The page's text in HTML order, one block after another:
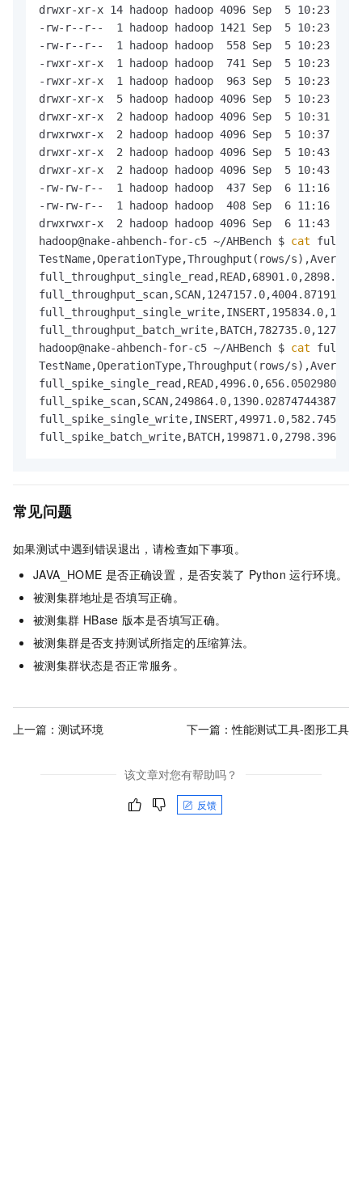
drwxr-xr-x 14 hadoop hadoop 4096 Sep  5 10:23
-rw-r--r--  1 hadoop hadoop 1421 Sep  5 10:23
-rw-r--r--  1 hadoop hadoop  558 Sep  5 10:23
-rwxr-xr-x  1 hadoop hadoop  741 Sep  5 10:23
-rwxr-xr-x  1 hadoop hadoop  963 Sep  5 10:23
drwxr-xr-x  5 hadoop hadoop 4096 Sep  5 10:23
drwxr-xr-x  2 hadoop hadoop 4096 Sep  5 10:31
drwxrwxr-x  2 hadoop hadoop 4096 Sep  5 10:37 tmp/
drwxr-xr-x  2 hadoop hadoop 4096 Sep  5 10:43 bin/
drwxr-xr-x  2 hadoop hadoop 4096 Sep  5 10:43
-rw-rw-r--  1 hadoop hadoop  437 Sep  6 11:16
-rw-rw-r--  1 hadoop hadoop  408 Sep  6 11:16
drwxrwxr-x  2 hadoop hadoop 4096 Sep  6 11:43
hadoop@nake-ahbench-for-c5 ~/AHBench $ cat
TestName,OperationType,Throughput(rows/
hadoop@nake-ahbench-for-c5 ~/AHBench $ cat
TestName,OperationType,Throughput(rows/
常见问题
如果测试中遇到错误退出，请检查如下事项。
JAVA_HOME 是否正确设置，是否安装了 Python 运行环境。
被测集群地址是否填写正确。
被测集群 HBase 版本是否填写正确。
被测集群是否支持测试所指定的压缩算法。
被测集群状态是否正常服务。
上一篇： 测试环境 下一篇：性能测试工具-图形工具
该文章对您有帮助吗？
反馈